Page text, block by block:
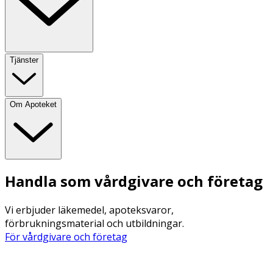
Tjänster
Om Apoteket
Handla som vårdgivare och företag
Vi erbjuder läkemedel, apoteksvaror,
förbrukningsmaterial och utbildningar.
För vårdgivare och företag